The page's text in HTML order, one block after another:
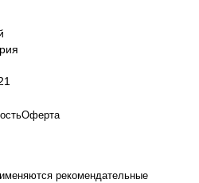
Оферта
рекомендательные